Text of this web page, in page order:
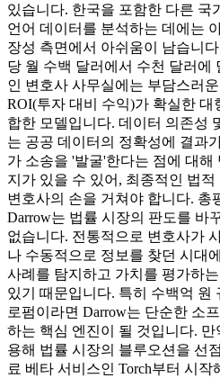
있습니다. 한국을 포함한 다른 국
언어 데이터를 분석하는 데에는
장성 측면에서 아쉬움이 남습니
당 월 수백 달러에서 수천 달러에
인 변호사 사무실에는 부담스러
ROI(투자 대비 수익)가 확실한 대
합한 모델입니다. 데이터 의존성
는 공공 데이터의 정확성에 결과
가 소송을 '발굴'한다는 점에 대해
지가 있을 수 있어, 최종적인 법
변호사의 손을 거쳐야 합니다. 총
Darrow는 법률 시장의 판도를 바
없습니다. 전통적으로 변호사가
나 수동적으로 정보를 찾던 시대
사례를 탐지하고 가치를 평가하
있기 때문입니다. 특히 수백억 원
로펌이라면 Darrow는 단순한 소
하는 핵심 엔진이 될 것입니다.
용해 법률 시장의 블루오션을 선
료 베타 서비스인 Torch부터 시